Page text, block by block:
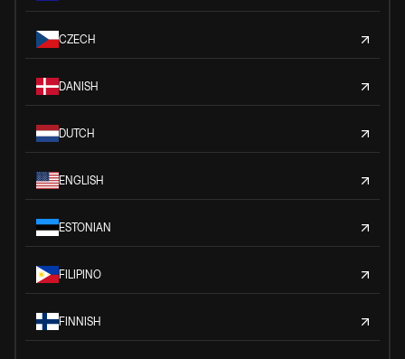
CZECH
DANISH
DUTCH
ENGLISH
ESTONIAN
FILIPINO
FINNISH